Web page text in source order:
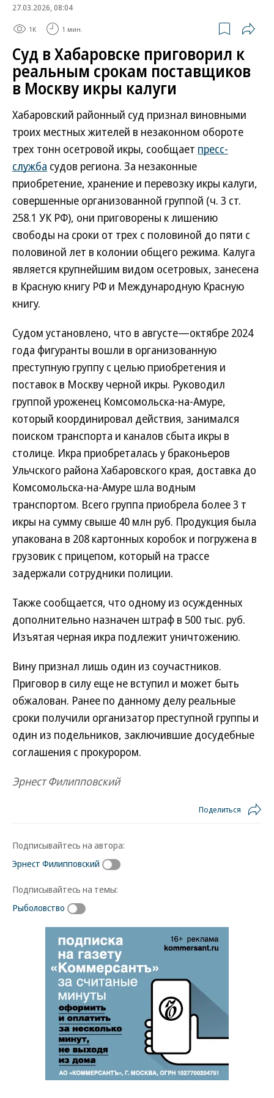
27.03.2026, 08:04
1K 1 мин.
Суд в Хабаровске приговорил к
реальным срокам поставщиков
в Москву икры калуги
Хабаровский районный суд признал виновными
троих местных жителей в незаконном обороте
трех тонн осетровой икры, сообщает пресс-
служба судов региона. За незаконные
приобретение, хранение и перевозку икры калуги,
совершенные организованной группой (ч. 3 ст.
258.1 УК РФ), они приговорены к лишению
свободы на сроки от трех с половиной до пяти с
половиной лет в колонии общего режима. Калуга
является крупнейшим видом осетровых, занесена
в Красную книгу РФ и Международную Красную
книгу.
Судом установлено, что в августе—октябре 2024
года фигуранты вошли в организованную
преступную группу с целью приобретения и
поставок в Москву черной икры. Руководил
группой уроженец Комсомольска-на-Амуре,
который координировал действия, занимался
поиском транспорта и каналов сбыта икры в
столице. Икра приобреталась у браконьеров
Ульчского района Хабаровского края, доставка до
Комсомольска-на-Амуре шла водным
транспортом. Всего группа приобрела более 3 т
икры на сумму свыше 40 млн руб. Продукция была
упакована в 208 картонных коробок и погружена в
грузовик с прицепом, который на трассе
задержали сотрудники полиции.
Также сообщается, что одному из осужденных
дополнительно назначен штраф в 500 тыс. руб.
Изъятая черная икра подлежит уничтожению.
Вину признал лишь один из соучастников.
Приговор в силу еще не вступил и может быть
обжалован. Ранее по данному делу реальные
сроки получили организатор преступной группы и
один из подельников, заключившие досудебные
соглашения с прокурором.
Эрнест Филипповский
Поделиться
Подписывайтесь на автора:
Эрнест Филипповский
Подписывайтесь на темы:
Рыболовство
ВСУ точно получат десятки тысяч новых
солдат
Путин озвучил итоговый план СВО
Заставим раскаяться: союзник России
дал грозное обещание
Зеленский неожиданно высказался о
возвращении Крыма